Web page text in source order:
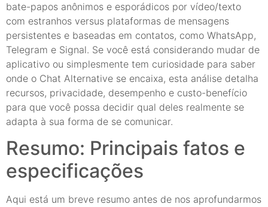
bate-papos anônimos e esporádicos por vídeo/texto
com estranhos versus plataformas de mensagens
persistentes e baseadas em contatos, como WhatsApp,
Telegram e Signal. Se você está considerando mudar de
aplicativo ou simplesmente tem curiosidade para saber
onde o Chat Alternative se encaixa, esta análise detalha
recursos, privacidade, desempenho e custo-benefício
para que você possa decidir qual deles realmente se
adapta à sua forma de se comunicar.
Resumo: Principais fatos e
especificações
Aqui está um breve resumo antes de nos aprofundarmos